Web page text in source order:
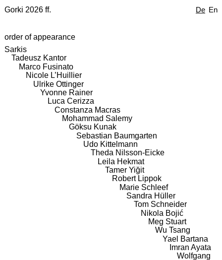
De En
Gorki 2026 ff.
order of appearance
Sarkis
Tadeusz Kantor
Marco Fusinato
Nicole L’Huillier
Ulrike Ottinger
Yvonne Rainer
Luca Cerizza
Constanza Macras
Mohammad Salemy
Göksu Kunak
Sebastian Baumgarten
Udo Kittelmann
Theda Nilsson-Eicke
Leila Hekmat
Tamer Yiğit
Robert Lippok
Marie Schleef
Sandra Hüller
Tom Schneider
Nikola Bojić
Meg Stuart
Wu Tsang
Yael Bartana
Imran Ayata
Wolfgang